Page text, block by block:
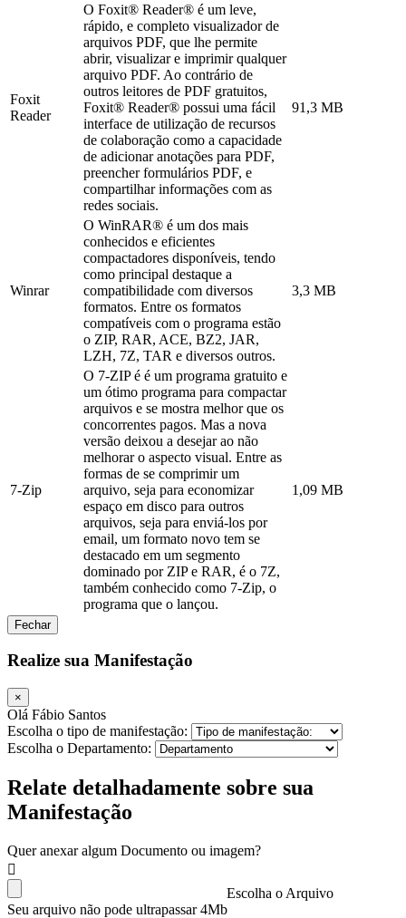
Foxit
Reader
O Foxit® Reader® é um leve,
rápido, e completo visualizador de
arquivos PDF, que lhe permite
abrir, visualizar e imprimir qualquer
arquivo PDF. Ao contrário de
outros leitores de PDF gratuitos,
Foxit® Reader® possui uma fácil
interface de utilização de recursos
de colaboração como a capacidade
de adicionar anotações para PDF,
preencher formulários PDF, e
compartilhar informações com as
redes sociais.
91,3 MB
Winrar
O WinRAR® é um dos mais
conhecidos e eficientes
compactadores disponíveis, tendo
como principal destaque a
compatibilidade com diversos
formatos. Entre os formatos
compatíveis com o programa estão
o ZIP, RAR, ACE, BZ2, JAR,
LZH, 7Z, TAR e diversos outros.
3,3 MB
7-Zip
O 7-ZIP é é um programa gratuito e
um ótimo programa para compactar
arquivos e se mostra melhor que os
concorrentes pagos. Mas a nova
versão deixou a desejar ao não
melhorar o aspecto visual. Entre as
formas de se comprimir um
arquivo, seja para economizar
espaço em disco para outros
arquivos, seja para enviá-los por
email, um formato novo tem se
destacado em um segmento
dominado por ZIP e RAR, é o 7Z,
também conhecido como 7-Zip, o
programa que o lançou.
1,09 MB
Fechar
Realize sua Manifestação
×
Olá Fábio Santos
Escolha o tipo de manifestação:
Escolha o Departamento:
Relate detalhadamente sobre sua
Manifestação
Quer anexar algum Documento ou imagem?
Escolha o Arquivo
Seu arquivo não pode ultrapassar 4Mb